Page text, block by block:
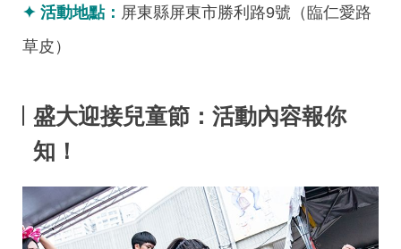
✦ 活動地點： 屏東縣屏東市勝利路9號（臨仁愛路
草皮）
盛大迎接兒童節：活動內容報你
知！